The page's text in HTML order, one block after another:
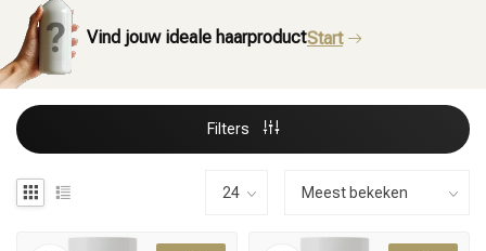
Vind jouw ideale haarproductStart
Filters